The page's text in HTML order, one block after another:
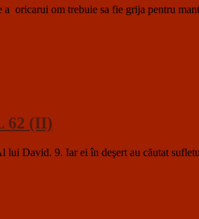
om trebuie sa fie grija pentru
62 (II)
9. Iar ei în deşert au căutat